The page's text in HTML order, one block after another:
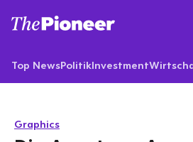
Top NewsPolitikInvestment
Graphics